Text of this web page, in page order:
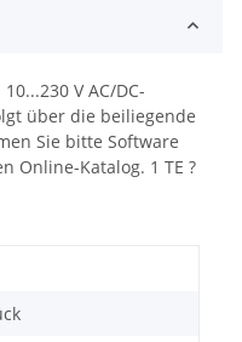
V AC/DC-
über die beiliegende
Sie bitte Software
Online-Katalog. 1 TE ?